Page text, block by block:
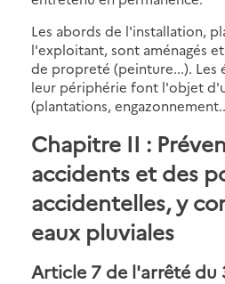
Les abords de l'installation,
l'exploitant, sont aménagés
de propreté (peinture...). Les
leur périphérie font l'objet
(plantations,
Chapitre II :
accidents et des
accidentelles, y
eaux pluviales
Article 7 de l'arrêté du